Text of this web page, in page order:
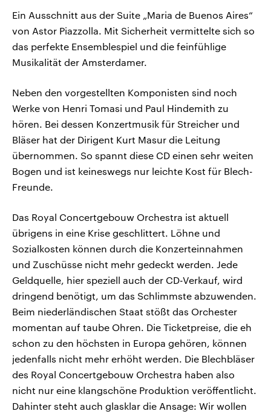
Ein Ausschnitt aus der Suite „Maria de Buenos Aires“
von Astor Piazzolla. Mit Sicherheit vermittelte sich so
das perfekte Ensemblespiel und die feinfühlige
Musikalität der Amsterdamer.
Neben den vorgestellten Komponisten sind noch
Werke von Henri Tomasi und Paul Hindemith zu
hören. Bei dessen Konzertmusik für Streicher und
Bläser hat der Dirigent Kurt Masur die Leitung
übernommen. So spannt diese CD einen sehr weiten
Bogen und ist keineswegs nur leichte Kost für Blech-
Freunde.
Das Royal Concertgebouw Orchestra ist aktuell
übrigens in eine Krise geschlittert. Löhne und
Sozialkosten können durch die Konzerteinnahmen
und Zuschüsse nicht mehr gedeckt werden. Jede
Geldquelle, hier speziell auch der CD-Verkauf, wird
dringend benötigt, um das Schlimmste abzuwenden.
Beim niederländischen Staat stößt das Orchester
momentan auf taube Ohren. Die Ticketpreise, die eh
schon zu den höchsten in Europa gehören, können
jedenfalls nicht mehr erhöht werden. Die Blechbläser
des Royal Concertgebouw Orchestra haben also
nicht nur eine klangschöne Produktion veröffentlicht.
Dahinter steht auch glasklar die Ansage: Wir wollen